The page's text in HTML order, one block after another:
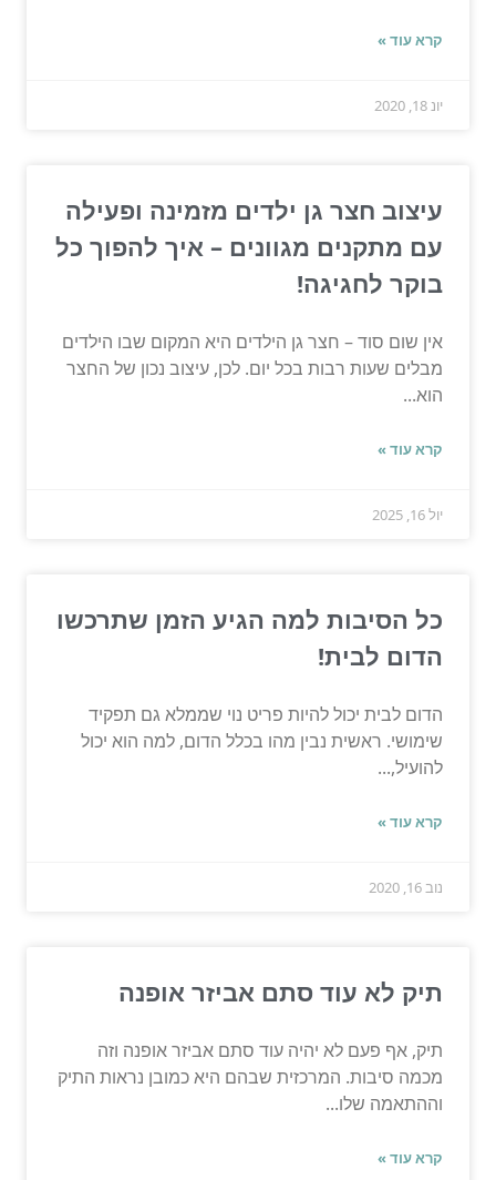
קרא עוד »
יונ 18, 2020
עיצוב חצר גן ילדים מזמינה ופעילה
עם מתקנים מגוונים – איך להפוך כל
בוקר לחגיגה!
אין שום סוד – חצר גן הילדים היא המקום שבו הילדים
מבלים שעות רבות בכל יום. לכן, עיצוב נכון של החצר
הוא...
קרא עוד »
יול 16, 2025
כל הסיבות למה הגיע הזמן שתרכשו
הדום לבית!
הדום לבית יכול להיות פריט נוי שממלא גם תפקיד
שימושי. ראשית נבין מהו בכלל הדום, למה הוא יכול
להועיל,...
קרא עוד »
נוב 16, 2020
תיק לא עוד סתם אביזר אופנה
תיק, אף פעם לא יהיה עוד סתם אביזר אופנה וזה
מכמה סיבות. המרכזית שבהם היא כמובן נראות התיק
וההתאמה שלו...
קרא עוד »